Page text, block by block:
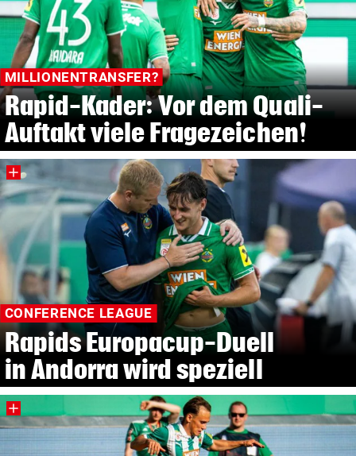
MILLIONENTRANSFER?
Rapid-Kader: Vor dem Quali-
Auftakt viele Fragezeichen!
CONFERENCE LEAGUE
Rapids Europacup-Duell
in Andorra wird speziell